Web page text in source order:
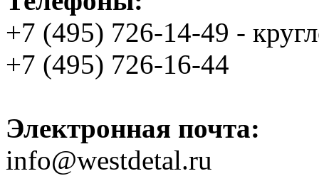
+7 (495) 726-14-49 -
+7 (495) 726-16-44
Электронная почта:
info@westdetal.ru